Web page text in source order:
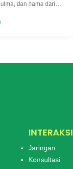
dan hama dari
merugikan petani untuk
produktivitas
INTERAKSI
Jaringan
Konsultasi